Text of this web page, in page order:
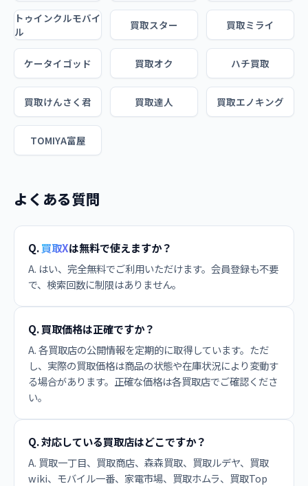
トゥインクルモバイ
ル
買取スター 買取ミライ
ケータイゴッド 買取オク ハチ買取
買取けんさく君 買取達人 買取エノキング
TOMIYA富屋
よくある質問
Q.買取Xは無料で使えますか？
A. はい、完全無料でご利用いただけます。会員登録も不要
で、検索回数に制限はありません。
Q. 買取価格は正確ですか？
A. 各買取店の公開情報を定期的に取得しています。ただ
し、実際の買取価格は商品の状態や在庫状況により変動す
る場合があります。正確な価格は各買取店でご確認くださ
い。
Q. 対応している買取店はどこですか？
A. 買取一丁目、買取商店、森森買取、買取ルデヤ、買取
wiki、モバイル一番、家電市場、買取ホムラ、買取Top